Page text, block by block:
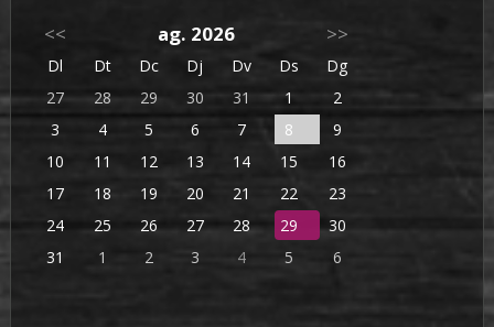
<< ag. 2026 >>
Dl Dt Dc Dj Dv Ds
Dg
27
28 29 30 31 1
2
3
4 5 6 7 8
9
10
11 12 13 14 15
16
17
18 19 20 21 22
23
24
25 26 27 28 29
30
31
1 2 3 4 5 6